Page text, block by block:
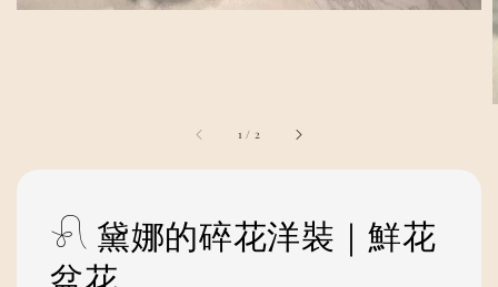
1 / 2
𓍯 黛娜的碎花洋裝｜鮮花